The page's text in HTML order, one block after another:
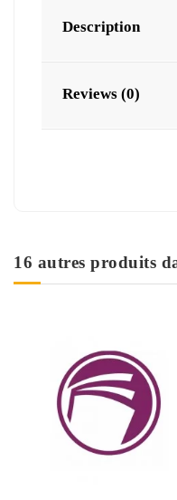
Description
Reviews (0)
16 autres produits